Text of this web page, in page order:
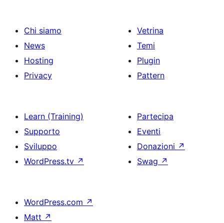
Chi siamo
News
Hosting
Privacy
Vetrina
Temi
Plugin
Pattern
Learn (Training)
Supporto
Sviluppo
WordPress.tv ↗
Partecipa
Eventi
Donazioni ↗
Swag ↗
WordPress.com ↗
Matt ↗